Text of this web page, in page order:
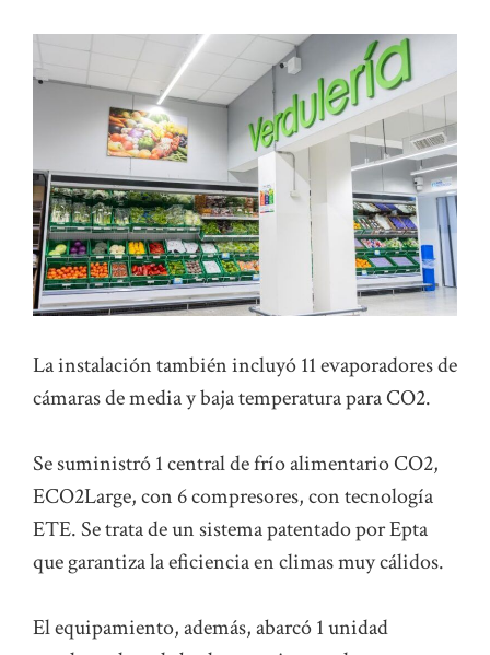
La instalación también incluyó 11 evaporadores de
cámaras de media y baja temperatura para CO2.
Se suministró 1 central de frío alimentario CO2,
ECO2Large, con 6 compresores, con tecnología
ETE. Se trata de un sistema patentado por Epta
que garantiza la eficiencia en climas muy cálidos.
El equipamiento, además, abarcó 1 unidad